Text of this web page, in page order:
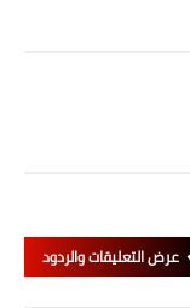
المركزي
عرض التعليقات والردود